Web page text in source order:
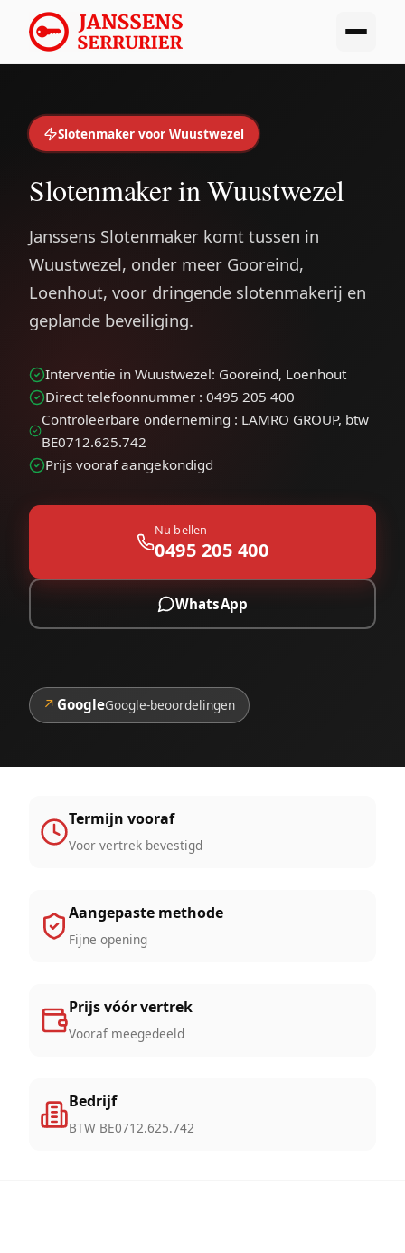
Slotenmaker voor Wuustwezel
Slotenmaker in Wuustwezel
Janssens Slotenmaker komt tussen in
Wuustwezel, onder meer Gooreind,
Loenhout, voor dringende slotenmakerij en
geplande beveiliging.
Interventie in Wuustwezel: Gooreind, Loenhout
Direct telefoonnummer : 0495 205 400
Controleerbare onderneming : LAMRO GROUP, btw
BE0712.625.742
Prijs vooraf aangekondigd
Nu bellen
0495 205 400
WhatsApp
↗ GoogleGoogle-beoordelingen
Termijn vooraf
Voor vertrek bevestigd
Aangepaste methode
Fijne opening
Prijs vóór vertrek
Vooraf meegedeeld
Bedrijf
BTW BE0712.625.742